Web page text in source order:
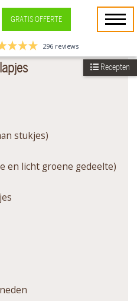
GRATIS OFFERTE
296 reviews
stukjes)
en licht groene gedeelte)
Recepten